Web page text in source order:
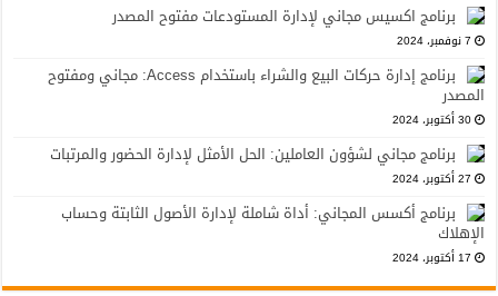
برنامج اكسيس مجاني لإدارة المستودعات مفتوح المصدر
7 نوفمبر، 2024
برنامج إدارة حركات البيع والشراء باستخدام Access: مجاني ومفتوح
المصدر
30 أكتوبر، 2024
برنامج مجاني لشؤون العاملين: الحل الأمثل لإدارة الحضور والمرتبات
27 أكتوبر، 2024
برنامج أكسس المجاني: أداة شاملة لإدارة الأصول الثابتة وحساب
الإهلاك
17 أكتوبر، 2024